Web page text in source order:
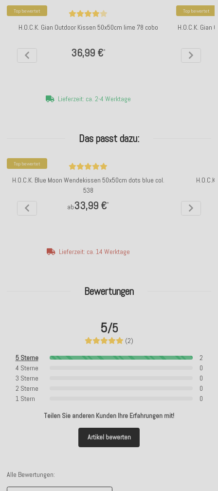
Bewertungen
5/5
(2)
5 Sterne
2
4 Sterne
0
3 Sterne
0
2 Sterne
0
1 Stern
0
Teilen Sie anderen Kunden Ihre Erfahrungen mit!
Artikel bewerten
Alle Bewertungen:
Top bewertet
H.O.C.K. Gian Outdoor Kissen 50x50cm lime 78 cobo
36,99 €*
Lieferzeit: ca. 2-4 Werktage
Top bewertet
H.O.C.K. Gian
Das passt dazu:
Top bewertet
H.O.C.K. Blue Moon Wendekissen 50x50cm dots blue col.
538
ab33,99 €*
Lieferzeit: ca. 14 Werktage